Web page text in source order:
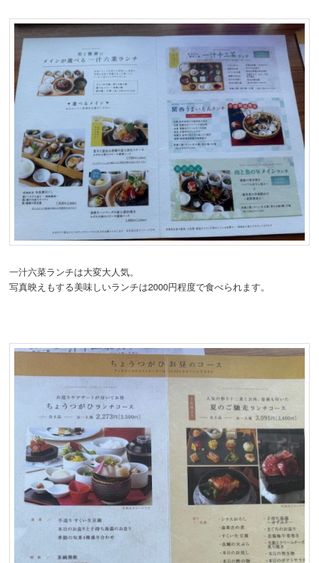
一汁六菜ランチは大変大人気。
写真映えもする美味しいランチは2000円程度で食べられます。